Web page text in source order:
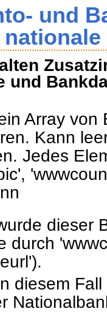
und
und
Array von
Kann
Jedes
dieser
durch
diesem